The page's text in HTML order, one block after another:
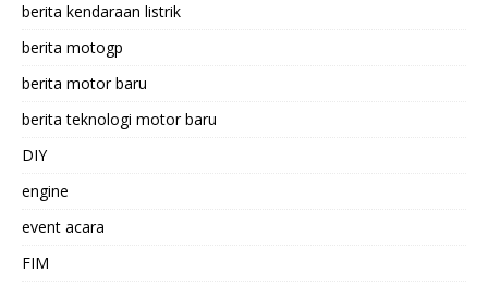
berita kendaraan listrik
berita motogp
berita motor baru
berita teknologi motor baru
DIY
engine
event acara
FIM